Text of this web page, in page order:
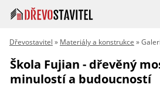
Dřevostavitel » Materiály a konstrukce »
Škola Fujian - dřevěný
minulostí a budoucností